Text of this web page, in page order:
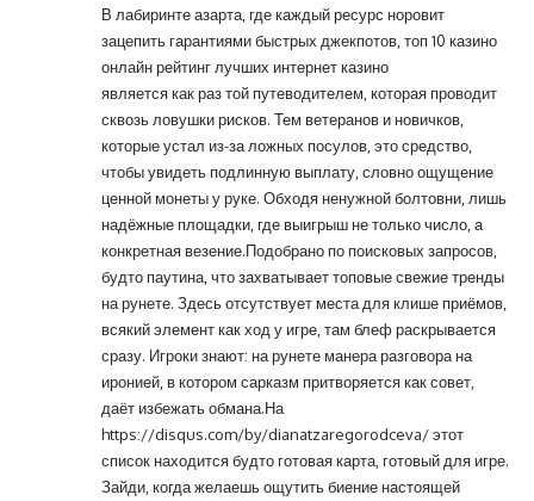
В лабиринте азарта, где каждый ресурс норовит
зацепить гарантиями быстрых джекпотов, топ 10 казино
онлайн рейтинг лучших интернет казино
является как раз той путеводителем, которая проводит
сквозь ловушки рисков. Тем ветеранов и новичков,
которые устал из-за ложных посулов, это средство,
чтобы увидеть подлинную выплату, словно ощущение
ценной монеты у руке. Обходя ненужной болтовни, лишь
надёжные площадки, где выигрыш не только число, а
конкретная везение.Подобрано по поисковых запросов,
будто паутина, что захватывает топовые свежие тренды
на рунете. Здесь отсутствует места для клише приёмов,
всякий элемент как ход у игре, там блеф раскрывается
сразу. Игроки знают: на рунете манера разговора на
иронией, в котором сарказм притворяется как совет,
даёт избежать обмана.На
https://disqus.com/by/dianatzaregorodceva/этот
список находится будто готовая карта, готовый для игре.
Зайди, когда желаешь ощутить биение настоящей